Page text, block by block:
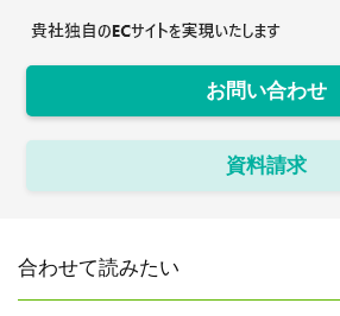
お問い合わせ
資料請求
合わせて読みたい